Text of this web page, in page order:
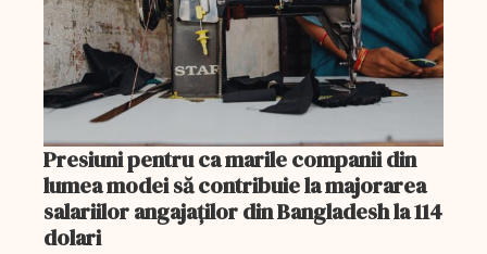
Presiuni pentru ca marile companii din
lumea modei să contribuie la majorarea
salariilor angajaţilor din Bangladesh la 114
dolari